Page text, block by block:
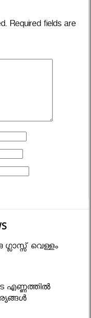
Required fields are
വെള്ളം
എണ്ണത്തിൽ